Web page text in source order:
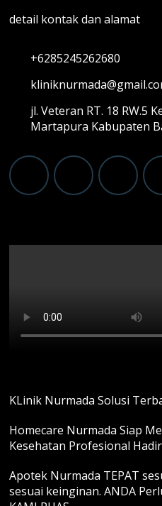
detail kontak dan alamat
+6285245262680
jl. Veteran RT. 18 RW.5
Martapura Kabupaten
KLinik Nurmada Solusi
Homecare Nurmada Siap
Kesehatan Profesional
Apotek Nurmada TEPAT
sesuai keinginan. ANDA